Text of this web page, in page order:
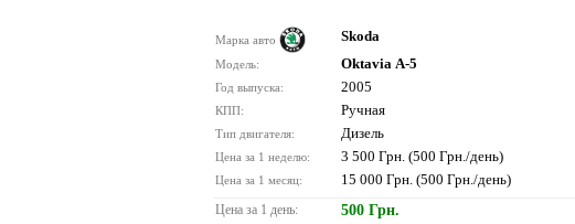
Марка авто Skoda
Модель: Oktavia А-5
Год выпуска: 2005
КПП: Ручная
Тип двигателя: Дизель
Цена за 1 неделю: 3 500 Грн. (500 Грн./день)
Цена за 1 месяц: 15 000 Грн. (500 Грн./день)
Цена за 1 день: 500 Грн.